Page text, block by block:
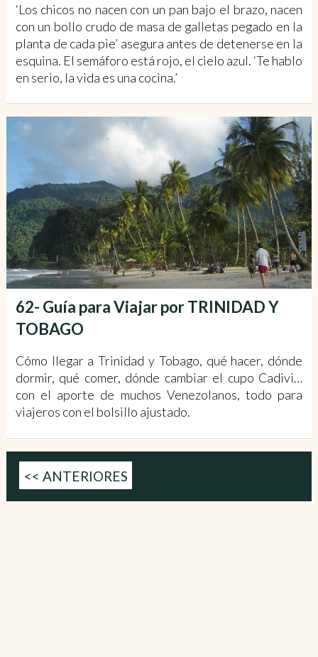
‘Los chicos no nacen con un pan bajo el brazo, nacen
con un bollo crudo de masa de galletas pegado en la
planta de cada pie’ asegura antes de detenerse en la
esquina. El semáforo está rojo, el cielo azul. ‘Te hablo
en serio, la vida es una cocina.’
62- Guía para Viajar por TRINIDAD Y
TOBAGO
Cómo llegar a Trinidad y Tobago, qué hacer, dónde
dormir, qué comer, dónde cambiar el cupo Cadivi…
con el aporte de muchos Venezolanos, todo para
viajeros con el bolsillo ajustado.
<< ANTERIORES